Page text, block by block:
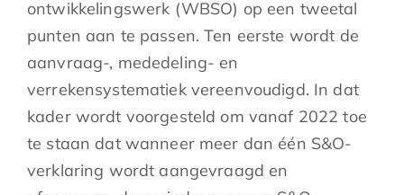
ontwikkelingswerk (WBSO) op een tweetal
punten aan te passen. Ten eerste wordt de
aanvraag-, mededeling- en
verrekensystematiek vereenvoudigd. In dat
kader wordt voorgesteld om vanaf 2022 toe
te staan dat wanneer meer dan één S&O-
verklaring wordt aangevraagd en